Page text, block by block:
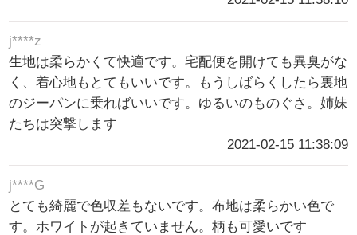
j****z
生地は柔らかくて快適です。宅配便を開けても異臭がな
く、着心地もとてもいいです。もうしばらくしたら裏地
のジーパンに乗ればいいです。ゆるいのものぐさ。姉妹
たちは突撃します
2021-02-15 11:38:09
j****G
とても綺麗で色収差もないです。布地は柔らかい色で
す。ホワイトが起きていません。柄も可愛いです